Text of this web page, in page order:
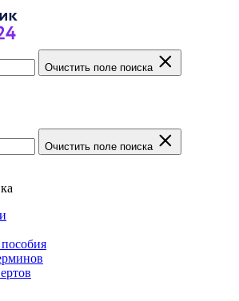
Очистить поле поиска
Очистить поле поиска